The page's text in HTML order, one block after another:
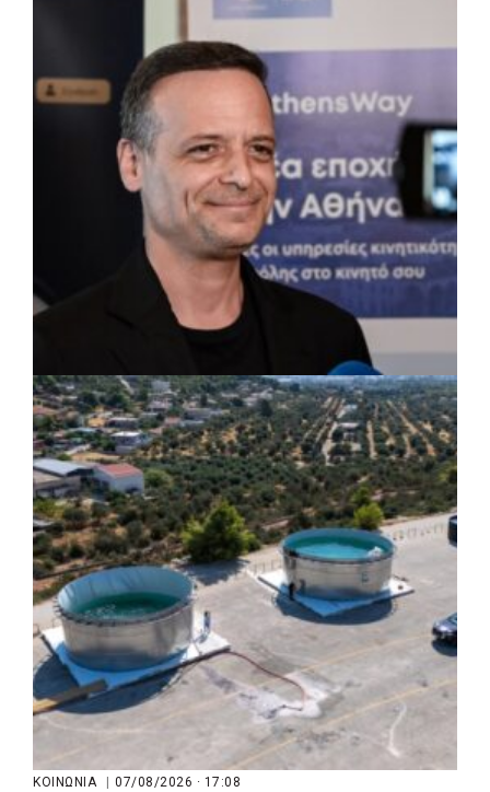
Δήμος Πετρούπολης: Εργασίες
συντήρησης σε σχολεία και αθλητικές
εγκαταστάσεις
ΡΕΠΟΡΤΑΖ | 07/08/2026 · 17:27
Ο Δούκας για έργα, καθαριότητα και τη
μάχη των επόμενων εκλογών: «Η καλύτερη
μου να κατέβει ο Μπακογιάννης»
ΚΟΙΝΩΝΙΑ 07/08/2026 · 17:08